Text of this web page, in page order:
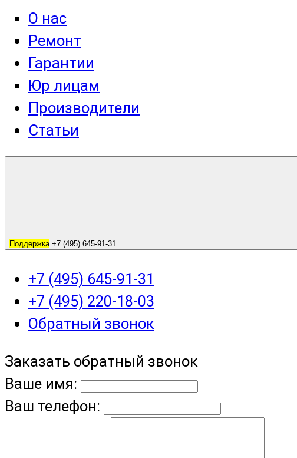
О нас
Ремонт
Гарантии
Юр лицам
Производители
Статьи
Поддержка+7 (495) 645-91-31
+7 (495) 645-91-31
+7 (495) 220-18-03
Обратный звонок
Заказать обратный звонок
Ваше имя:
Ваш телефон: